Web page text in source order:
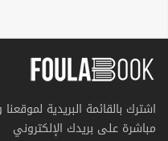
اشترك بالقائمة البريدية
مباشرة على بريدك الإلكتروني